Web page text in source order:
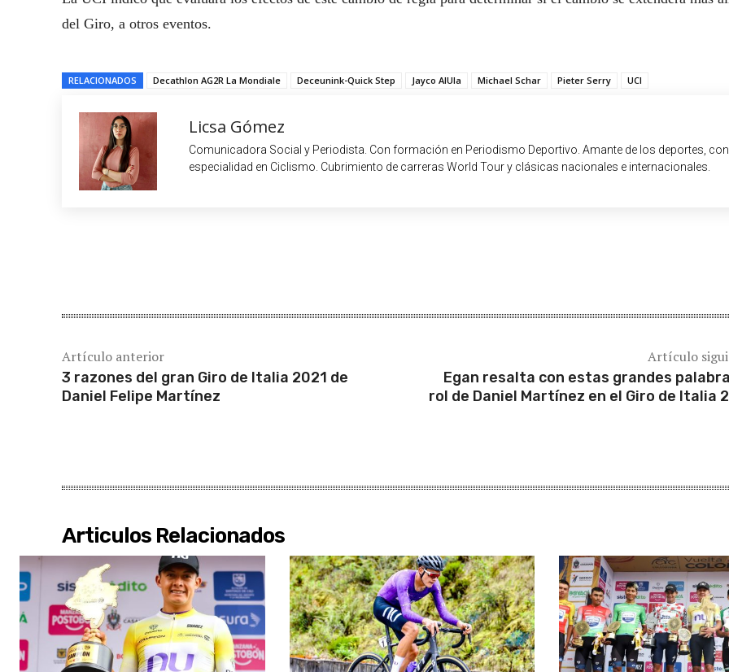
del Giro, a otros eventos.
RELACIONADOS Decathlon AG2R La Mondiale Deceunink-Quick Step Jayco AlUla Michael Schar Pieter Serry UCI
Licsa Gómez
Comunicadora Social y Periodista. Con formación en Periodismo Deportivo. Amante de los deportes, con
especialidad en Ciclismo. Cubrimiento de carreras World Tour y clásicas nacionales e internacionales.
Artículo anterior
3 razones del gran Giro de Italia 2021 de
Daniel Felipe Martínez
Artículo
Egan resalta con estas grandes
rol de Daniel Martínez en el Giro de Italia
Articulos Relacionados